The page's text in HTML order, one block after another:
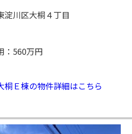
淀川区大桐４丁目
：560万円
桐Ｅ棟の物件詳細はこちら